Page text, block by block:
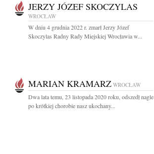
JERZY JÓZEF SKOCZYLAS
WROCŁAW
W dniu 4 grudnia 2022 r. zmarł Jerzy Józef
Skoczylas Radny Rady Miejskiej Wrocławia w...
MARIAN KRAMARZ WROCŁAW
Dwa lata temu, 23 listopada 2020 roku, odszedł nagle
po krótkiej chorobie nasz ukochany...